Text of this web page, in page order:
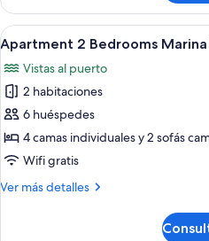
Adults
+1
child)
2
Bedrooms
Marina
View
(4
Adults
+1
child)
Abrir
todas
las
fotos
de
Apartment
2
Marina
9
Apartment 2 Bedrooms
Vistas al puerto
2 habitaciones
6 huéspedes
4 camas individuales y 2 sofás
Wifi gratis
Ver más detalles
Más